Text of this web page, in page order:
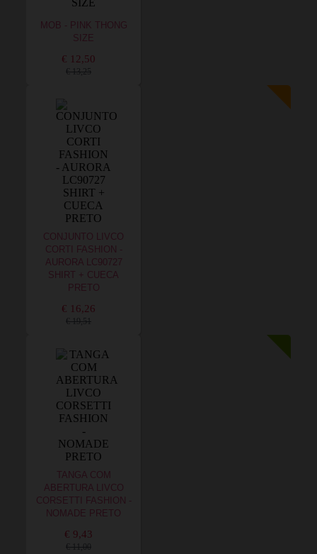
MOB - PINK THONG
SIZE
€ 12,50
€ 13,25
CONJUNTO LIVCO
CORTI FASHION -
AURORA LC90727
SHIRT + CUECA
PRETO
€ 16,26
€ 19,51
TANGA COM
ABERTURA LIVCO
CORSETTI FASHION -
NOMADE PRETO
€ 9,43
€ 11,00